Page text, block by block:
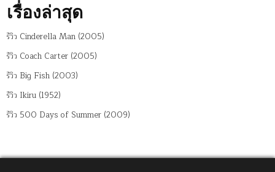
เรื่องล่าสุด
รีวิว Cinderella Man (2005)
รีวิว Coach Carter (2005)
รีวิว Big Fish (2003)
รีวิว Ikiru (1952)
รีวิว 500 Days of Summer (2009)